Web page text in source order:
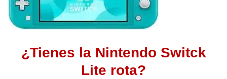
¿Tienes la Nintendo Switck
Lite rota?